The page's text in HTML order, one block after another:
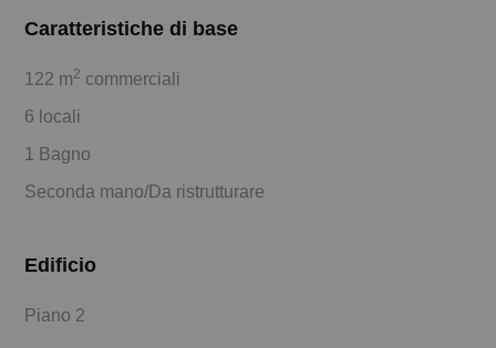
Caratteristiche di base
122 m2 commerciali
6 locali
1 Bagno
Seconda mano/Da ristrutturare
Edificio
Piano 2